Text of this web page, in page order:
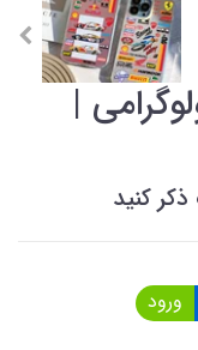
|
کنید
ورود